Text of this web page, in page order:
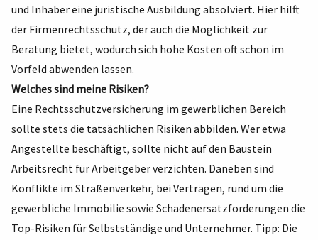
und Inhaber eine juristische Ausbildung absolviert. Hier hilft
der Firmenrechtsschutz, der auch die Möglichkeit zur
Beratung bietet, wodurch sich hohe Kosten oft schon im
Vorfeld abwenden lassen.
Welches sind meine Risiken?
Eine Rechtsschutzversicherung im gewerblichen Bereich
sollte stets die tatsächlichen Risiken abbilden. Wer etwa
Angestellte beschäftigt, sollte nicht auf den Baustein
Arbeitsrecht für Arbeitgeber verzichten. Daneben sind
Konflikte im Straßenverkehr, bei Verträgen, rund um die
gewerbliche Immobilie sowie Schadenersatzforderungen die
Top-Risiken für Selbstständige und Unternehmer. Tipp: Die